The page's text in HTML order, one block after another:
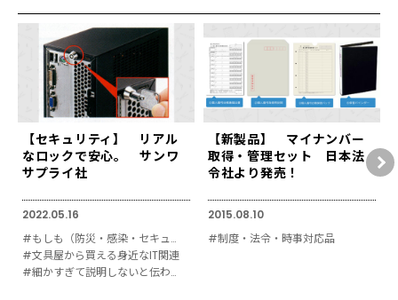
【セキュリティ】 リアル
なロックで安心。 サンワ
サプライ社
2022.05.16
#もしも（防災・感染・セキュリティ対策）
#文具屋から買える身近なIT関連
#細かすぎて説明しないと伝わりにくい
【新製品】 マイナンバー
取得・管理セット 日本法
令社より発売！
2015.08.10
#制度・法令・時事対応品